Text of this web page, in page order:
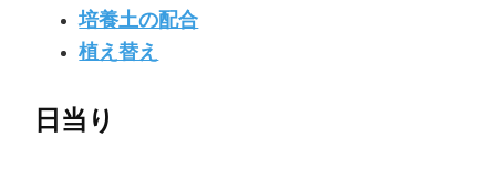
培養土の配合
植え替え
日当り